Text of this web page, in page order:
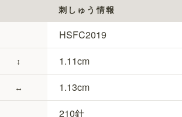
刺しゅう情報
HSFC2019
↕
↔
1.11
1.13
210